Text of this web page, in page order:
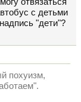
с детьми
"дети"?
похуизм,